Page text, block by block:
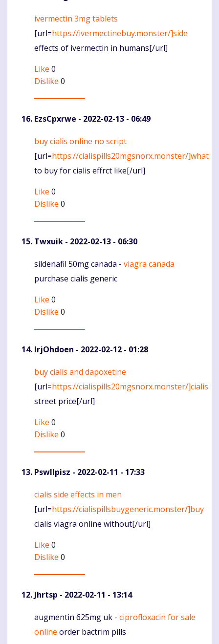
Komentaras
ivermectin 3mg tablets
[url=https://ivermectinebuy.monster/]side
effects of ivermectin in humans[/url]
Like 0
Dislike 0
EzsCpxrwe - 2022-02-13 - 06:49
Komentaras
buy cialis online no script
[url=https://cialispills20mgsnorx.monster/]what
to buy for cialis effrct like[/url]
Like 0
Dislike 0
Twxuik - 2022-02-13 - 06:30
Komentaras
sildenafil 50mg canada - viagra canada
purchase cialis generic
Like 0
Dislike 0
IrjOhdoen - 2022-02-12 - 01:28
Komentaras
buy cialis and dapoxetine
[url=https://cialispills20mgsnorx.monster/]cialis
street price[/url]
Like 0
Dislike 0
PswIlpisz - 2022-02-11 - 17:33
Komentaras
cialis side effects in men
[url=https://cialispillsbuygeneric.monster/]buy
cialis viagra online without[/url]
Like 0
Dislike 0
Jhrtsp - 2022-02-11 - 13:14
Komentaras
augmentin 625mg uk - ciprofloxacin for sale
online order bactrim pills